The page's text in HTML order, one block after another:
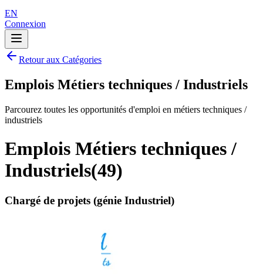
EN
Connexion
Retour aux Catégories
Emplois Métiers techniques / Industriels
Parcourez toutes les opportunités d'emploi en métiers techniques /
industriels
Emplois Métiers techniques /
Industriels(49)
Chargé de projets (génie Industriel)